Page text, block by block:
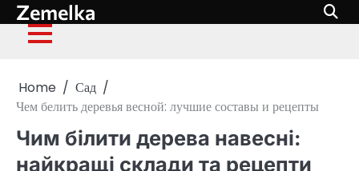
Skip
to
content
Zemelka
Home
Сад
Чем белить деревья весной: лучшие составы и рецепты
Чим білити дерева навесні:
найкращі склади та рецепти